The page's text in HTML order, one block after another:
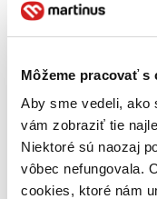
Môžeme pracovať s
Aby sme vedeli, ako
vám zobraziť tie
Niektoré sú naozaj
vôbec nefungovala.
cookies, ktoré nám
CCH Pounder
Kevin Durand
ďalší
Když chceš být dobrý
kalorických jídel, mluvit
se nepárat s tím, co si
poručík Frank Drebin